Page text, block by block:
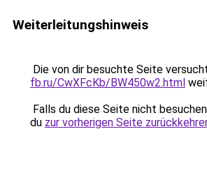
Weiterleitungshinweis
Die von dir besuchte Seite
fb.ru/CwXFcKb/BW450w2.html
Falls du diese Seite nicht
du zur vorherigen Seite